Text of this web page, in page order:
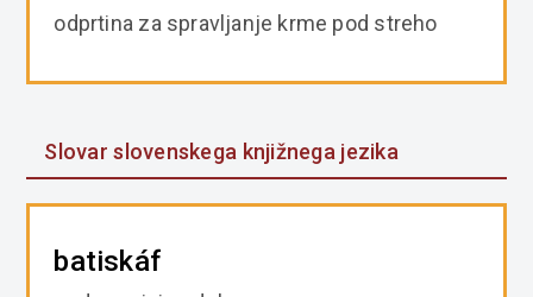
odprtina za spravljanje krme pod streho
Slovar slovenskega knjižnega jezika
batiskáf